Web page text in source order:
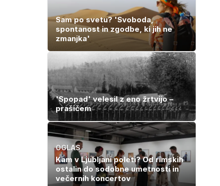
Sam po svetu? 'Svoboda,
spontanost in zgodbe, ki jih ne
zmanjka'
'Spopad' velesil z eno žrtvijo –
prašičem
OGLAS
Kam v Ljubljani poleti? Od rimskih
ostalin do sodobne umetnosti in
večernih koncertov